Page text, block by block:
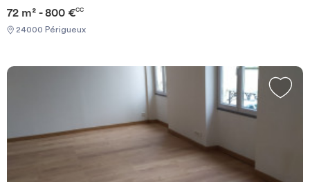
72 m² - 800 €CC
24000 Périgueux